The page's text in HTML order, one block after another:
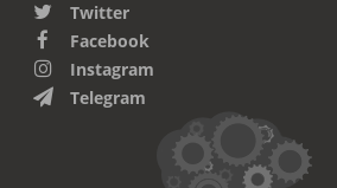
Twitter
Facebook
Instagram
Telegram